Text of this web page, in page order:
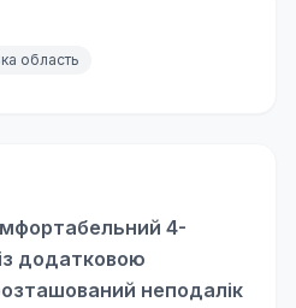
область
4-
додатковою
неподалік